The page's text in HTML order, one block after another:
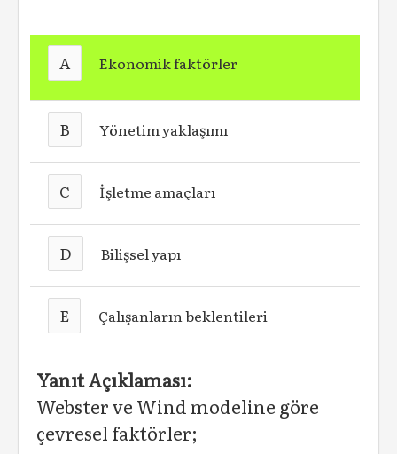
A Ekonomik faktörler
B Yönetim yaklaşımı
C İşletme amaçları
D Bilişsel yapı
E Çalışanların beklentileri
Yanıt Açıklaması:
Webster ve Wind modeline göre
çevresel faktörler;